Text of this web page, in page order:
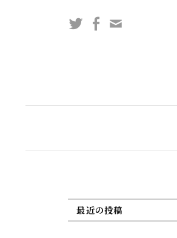
ス
TwitterFacebook
最近の投稿